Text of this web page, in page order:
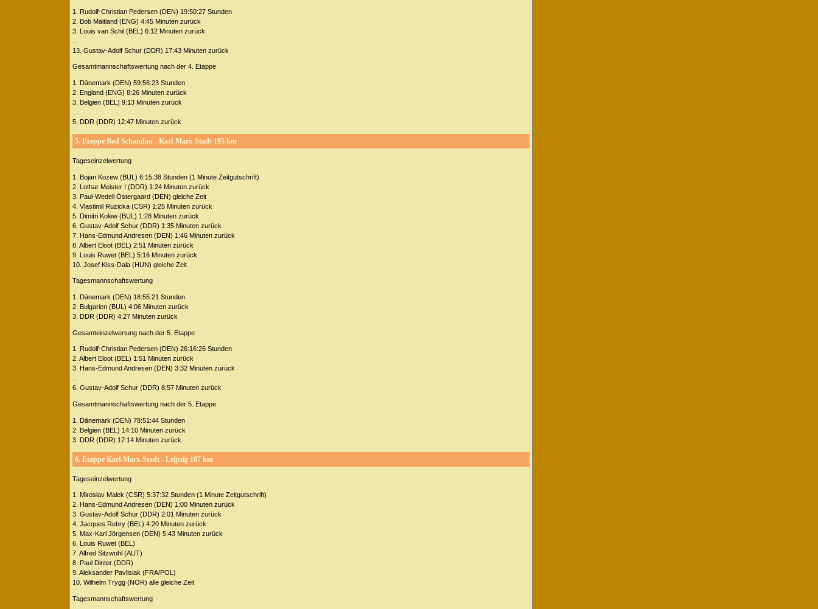
1. Rudolf-Christian Pedersen (DEN) 19:50:27 Stunden
2. Bob Maitland (ENG) 4:45 Minuten zurück
3. Louis van Schil (BEL) 6:12 Minuten zurück
13. Gustav-Adolf Schur (DDR) 17:43 Minuten zurück
Gesamtmannschaftswertung nach der 4. Etappe
1. Dänemark (DEN) 59:56:23 Stunden
2. England (ENG) 8:26 Minuten zurück
3. Belgien (BEL) 9:13 Minuten zurück
5. DDR (DDR) 12:47 Minuten zurück
5. Etappe Bad Schandau - Karl-Marx-Stadt 195 km
Tageseinzelwertung
1. Bojan Kozew (BUL) 6:15:38 Stunden (1 Minute Zeitgutschrift)
2. Lothar Meister I (DDR) 1:24 Minuten zurück
3. Paul-Wedell Östergaard (DEN) gleiche Zeit
4. Vlastimil Ruzicka (CSR) 1:25 Minuten zurück
5. Dimitri Kolew (BUL) 1:28 Minuten zurück
6. Gustav-Adolf Schur (DDR) 1:35 Minuten zurück
7. Hans-Edmund Andresen (DEN) 1:46 Minuten zurück
8. Albert Eloot (BEL) 2:51 Minuten zurück
9. Louis Ruwet (BEL) 5:16 Minuten zurück
10. Josef Kiss-Dala (HUN) gleiche Zeit
Tagesmannschaftswertung
1. Dänemark (DEN) 18:55:21 Stunden
2. Bulgarien (BUL) 4:06 Minuten zurück
3. DDR (DDR) 4:27 Minuten zurück
Gesamteinzelwertung nach der 5. Etappe
1. Rudolf-Christian Pedersen (DEN) 26:16:26 Stunden
2. Albert Eloot (BEL) 1:51 Minuten zurück
3. Hans-Edmund Andresen (DEN) 3:32 Minuten zurück
6. Gustav-Adolf Schur (DDR) 8:57 Minuten zurück
Gesamtmannschaftswertung nach der 5. Etappe
1. Dänemark (DEN) 78:51:44 Stunden
2. Belgien (BEL) 14:10 Minuten zurück
3. DDR (DDR) 17:14 Minuten zurück
6. Etappe Karl-Marx-Stadt - Leipzig 187 km
Tageseinzelwertung
1. Miroslav Malek (CSR) 5:37:32 Stunden (1 Minute Zeitgutschrift)
2. Hans-Edmund Andresen (DEN) 1:00 Minuten zurück
3. Gustav-Adolf Schur (DDR) 2:01 Minuten zurück
4. Jacques Rebry (BEL) 4:20 Minuten zurück
5. Max-Karl Jörgensen (DEN) 5:43 Minuten zurück
6. Louis Ruwet (BEL)
7. Alfred Sitzwohl (AUT)
8. Paul Dinter (DDR)
9. Aleksander Pavlisiak (FRA/POL)
10. Wilhelm Trygg (NOR) alle gleiche Zeit
Tagesmannschaftswertung